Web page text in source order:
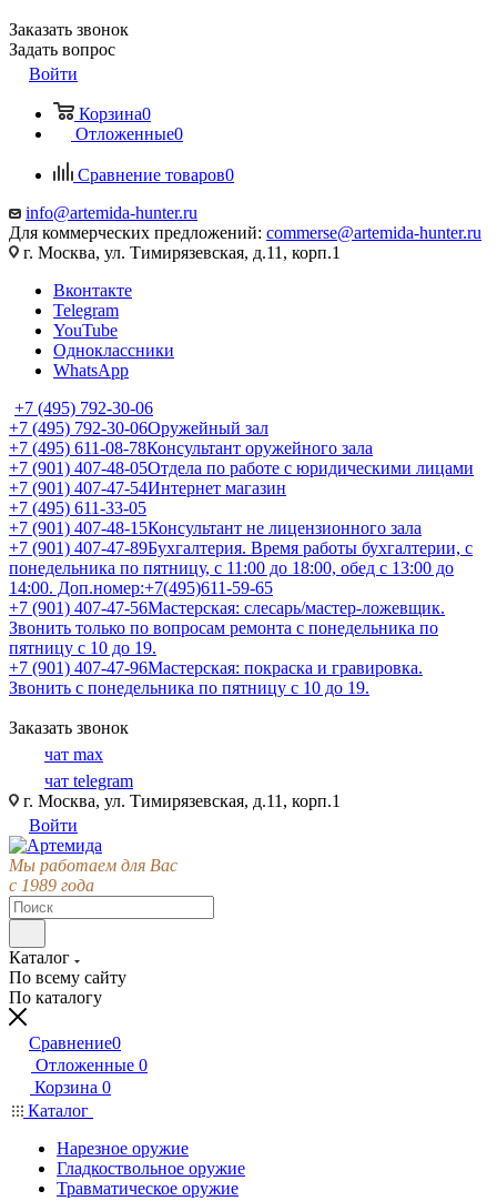
Заказать звонок
Задать вопрос
Войти
Корзина0
Отложенные0
Сравнение товаров0
info@artemida-hunter.ru
Для коммерческих предложений: commerse@artemida-hunter.ru
г. Москва, ул. Тимирязевская, д.11, корп.1
Вконтакте
Telegram
YouTube
Одноклассники
WhatsApp
+7 (495) 792-30-06
+7 (495) 792-30-06Оружейный зал
+7 (495) 611-08-78Консультант оружейного зала
+7 (901) 407-48-05Отдела по работе с юридическими лицами
+7 (901) 407-47-54Интернет магазин
+7 (495) 611-33-05
+7 (901) 407-48-15Консультант не лицензионного зала
+7 (901) 407-47-89Бухгалтерия. Время работы бухгалтерии, с
понедельника по пятницу, с 11:00 до 18:00, обед с 13:00 до
14:00. Доп.номер:+7(495)611-59-65
+7 (901) 407-47-56Мастерская: слесарь/мастер-ложевщик.
Звонить только по вопросам ремонта с понедельника по
пятницу с 10 до 19.
+7 (901) 407-47-96Мастерская: покраска и гравировка.
Звонить с понедельника по пятницу с 10 до 19.
Заказать звонок
чат max
чат telegram
г. Москва, ул. Тимирязевская, д.11, корп.1
Войти
Мы работаем для Вас
с 1989 года
Каталог
По всему сайту
По каталогу
Сравнение0
Отложенные 0
Корзина 0
Каталог
Нарезное оружие
Гладкоствольное оружие
Травматическое оружие